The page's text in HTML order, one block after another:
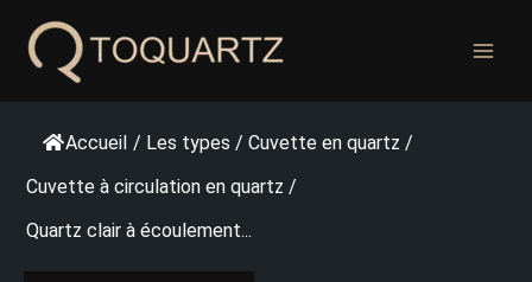
content
Accueil / Les types / Cuvette en quartz /
Cuvette à circulation en quartz /
Quartz clair à écoulement...